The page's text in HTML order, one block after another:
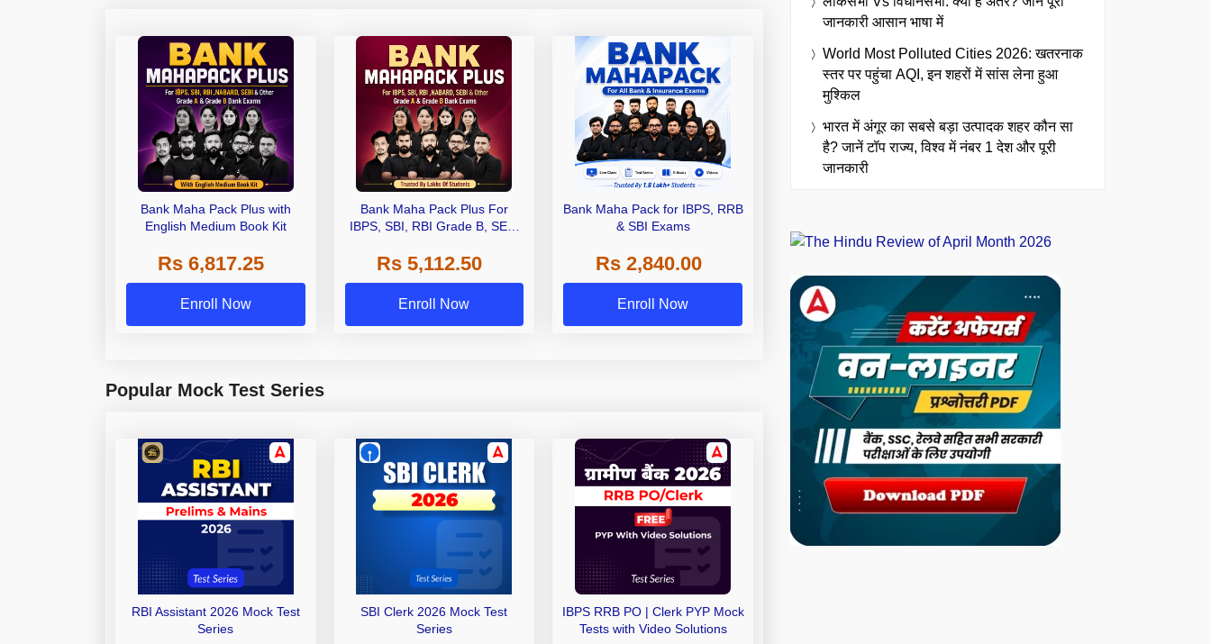
Bank Maha Pack Plus with
English Medium Book Kit
Rs 6,817.25
Enroll Now
Bank Maha Pack Plus For
IBPS, SBI, RBI Grade B, SEBI
Other Grade A & Grade B Bank
Exams
Rs 5,112.50
Enroll Now
Bank Maha Pack for IBPS, RRB
& SBI Exams
Rs 2,840.00
Enroll Now
Popular Mock Test Series
RBI Assistant 2026 Mock Test
Series
SBI Clerk 2026 Mock Test
Series
IBPS RRB PO | Clerk PYP Mock
Tests with Video Solutions
जानकारी आसान भाषा में
World Most Polluted Cities 2026: खतरनाक
स्तर पर पहुंचा AQI, इन शहरों में सांस लेना हुआ
मुश्किल
भारत में अंगूर का सबसे बड़ा उत्पादक शहर कौन सा
है? जानें टॉप राज्य, विश्व में नंबर 1 देश और पूरी
जानकारी